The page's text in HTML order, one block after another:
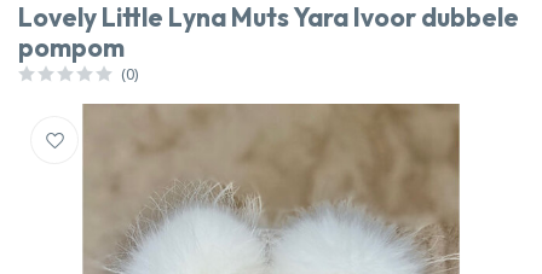
Lovely Little Lyna Muts Yara Ivoor dubbele
pompom
(0)